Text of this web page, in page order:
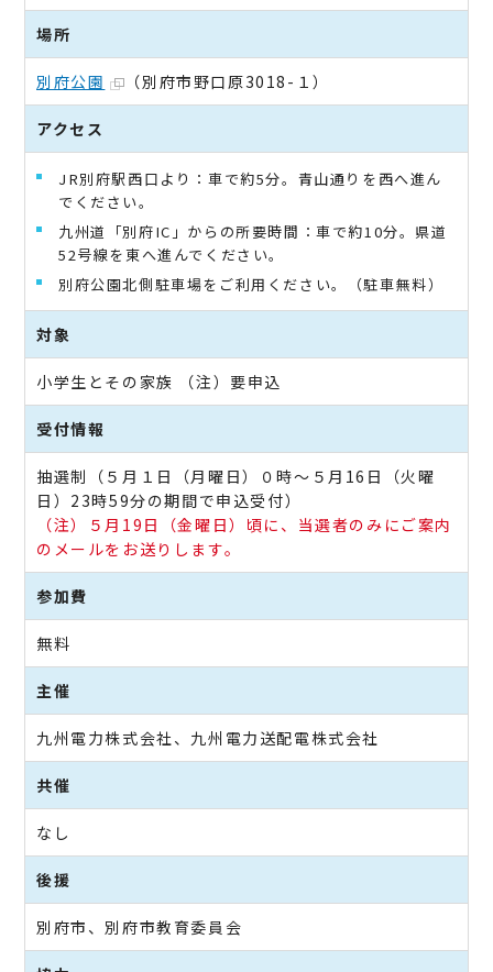
場所
別府公園 （別府市野口原3018-１）
アクセス
JR別府駅西口より：車で約5分。青山通りを西へ進ん
でください。
九州道「別府IC」からの所要時間：車で約10分。県道
52号線を東へ進んでください。
別府公園北側駐車場をご利用ください。（駐車無料）
対象
小学生とその家族 （注）要申込
受付情報
抽選制（５月１日（月曜日）０時～５月16日（火曜
日）23時59分の期間で申込受付）
（注）５月19日（金曜日）頃に、当選者のみにご案内
のメールをお送りします。
参加費
無料
主催
九州電力株式会社、九州電力送配電株式会社
共催
なし
後援
別府市、別府市教育委員会